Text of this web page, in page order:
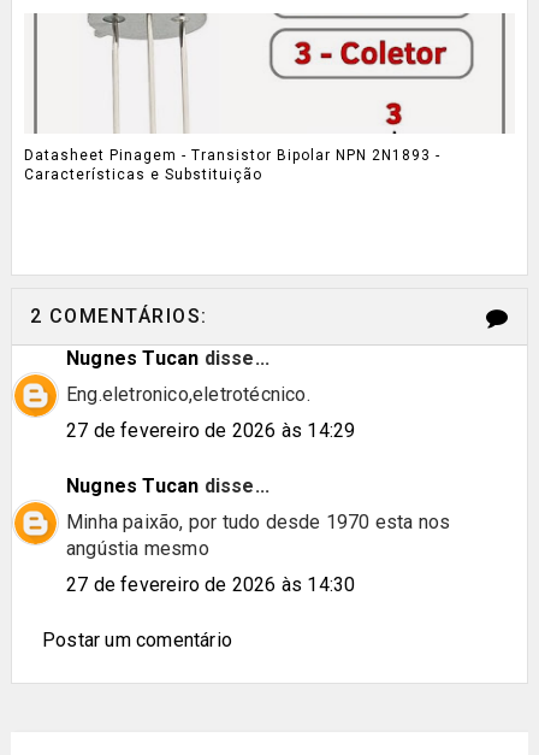
Datasheet Pinagem - Transistor Bipolar NPN 2N1893 -
Características e Substituição
2 COMENTÁRIOS:
Nugnes Tucan disse...
Eng.eletronico,eletrotécnico.
27 de fevereiro de 2026 às 14:29
Nugnes Tucan disse...
Minha paixão, por tudo desde 1970 esta nos
angústia mesmo
27 de fevereiro de 2026 às 14:30
Postar um comentário